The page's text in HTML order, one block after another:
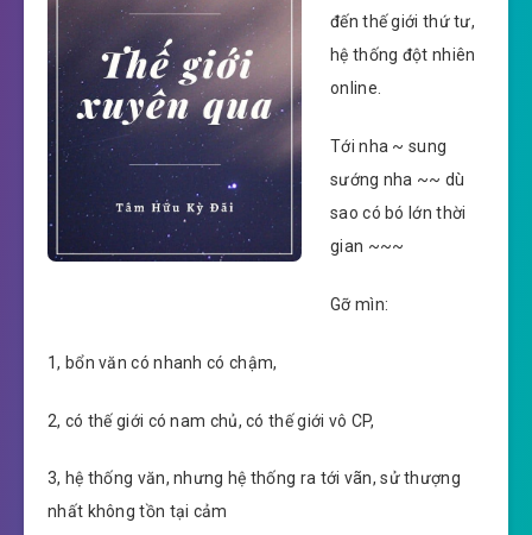
đến thế giới thứ tư,
hệ thống đột nhiên
online.
Tới nha ~ sung
sướng nha ~~ dù
sao có bó lớn thời
gian ~~~
Gỡ mìn:
1, bổn văn có nhanh có chậm,
2, có thế giới có nam chủ, có thế giới vô CP,
3, hệ thống văn, nhưng hệ thống ra tới vãn, sử thượng
nhất không tồn tại cảm